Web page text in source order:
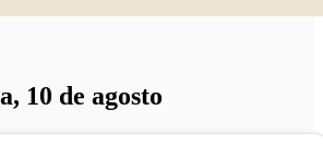
10 de agosto